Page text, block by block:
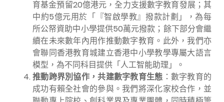
育基金預留20億港元，全力支援數字教育發展；其
中約5億元用於「『智啟學教』撥款計劃」，為每
所公帑資助中小學提供50萬元撥款；餘下部分會繼
續在未來數年內用作推動數字教育。此外，我們亦
會聯同香港教育城建立香港中小學教學專屬大語言
模型，為不同科目提供「人工智能助理」。
推動跨界別協作，共建數字教育生態 ：數字教育的
成功有賴全社會的參與。我們將深化家校合作，並